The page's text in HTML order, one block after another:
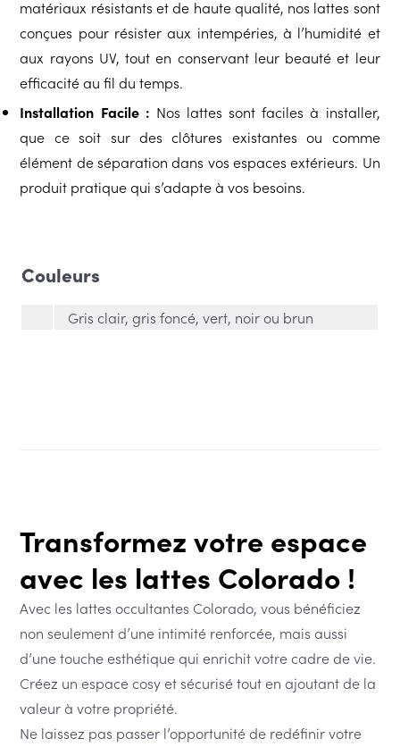
matériaux résistants et de haute qualité, nos lattes sont
conçues pour résister aux intempéries, à l’humidité et
aux rayons UV, tout en conservant leur beauté et leur
efficacité au fil du temps.
Installation Facile : Nos lattes sont faciles à installer,
que ce soit sur des clôtures existantes ou comme
élément de séparation dans vos espaces extérieurs. Un
produit pratique qui s’adapte à vos besoins.
Couleurs
Gris clair, gris foncé, vert, noir ou brun
Transformez votre espace
avec les lattes Colorado !
Avec les lattes occultantes Colorado, vous bénéficiez
non seulement d’une intimité renforcée, mais aussi
d’une touche esthétique qui enrichit votre cadre de vie.
Créez un espace cosy et sécurisé tout en ajoutant de la
valeur à votre propriété.
Ne laissez pas passer l’opportunité de redéfinir votre